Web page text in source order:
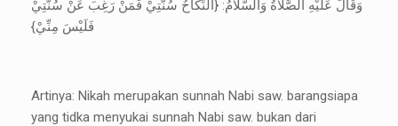
وَقَالَ عَلَيْهِ الصَّلَاةُ وَالسَّلَامُ: {النِّكَاحُ سُنَّتِيْ فَمَنْ رَغِبَ عَنْ سُنَّتِيْ
فَلَيْسَ مِنِّيْ}
Artinya: Nikah merupakan sunnah Nabi saw. barangsiapa
yang tidka menyukai sunnah Nabi saw. bukan dari